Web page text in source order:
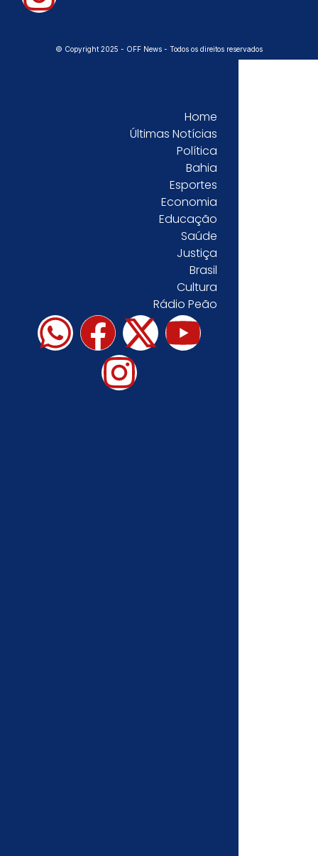
© Copyright 2025 - OFF News - Todos os direitos reservados
Home
Últimas Notícias
Política
Bahia
Esportes
Economia
Educação
Saúde
Justiça
Brasil
Cultura
Rádio Peão